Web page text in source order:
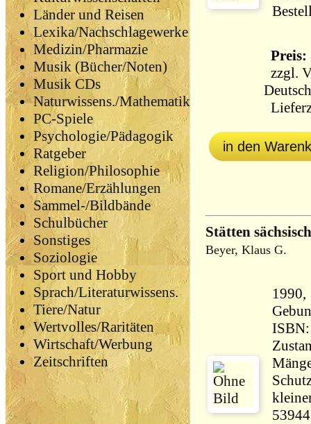
Länder und Reisen
Lexika/Nachschlagewerke
Medizin/Pharmazie
Musik (Bücher/Noten)
Musik CDs
Naturwissens./Mathematik
PC-Spiele
Psychologie/Pädagogik
Ratgeber
Religion/Philosophie
Romane/Erzählungen
Sammel-/Bildbände
Schulbücher
Sonstiges
Soziologie
Sport und Hobby
Sprach/Literaturwissens.
Tiere/Natur
Wertvolles/Raritäten
Wirtschaft/Werbung
Zeitschriften
Preis:
zzgl.
in den
Stätten
Beyer, Klaus G.
53944